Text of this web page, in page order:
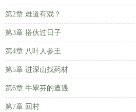
第2章 难道有戏？
第3章 搭伙过日子
第4章 八叶人参王
第5章 进深山找药材
第6章 牛翠芬的遭遇
第7章 回村